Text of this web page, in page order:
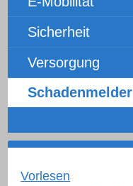
Sicherheit
Versorgung
Schadenmelder
Vorlesen